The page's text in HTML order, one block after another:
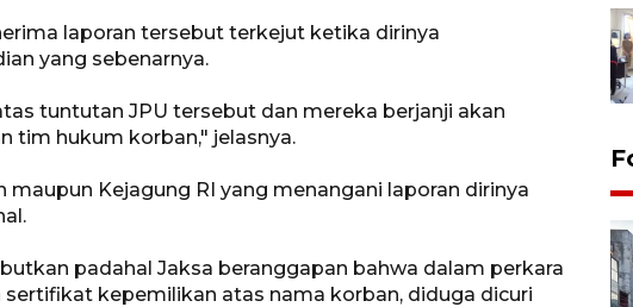
laporan tersebut terkejut ketika dirinya
yang sebenarnya.
tuntutan JPU tersebut dan mereka berjanji akan
tim hukum korban," jelasnya.
maupun Kejagung RI yang menangani laporan dirinya
padahal Jaksa beranggapan bahwa dalam perkara
kepemilikan atas nama korban, diduga dicuri